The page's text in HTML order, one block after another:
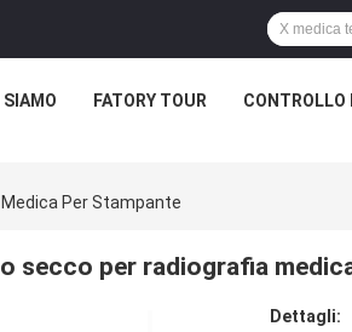
SIAMO FATORY TOUR CONTROLLO
Per Stampante
secco per radiografia
Dettagli: